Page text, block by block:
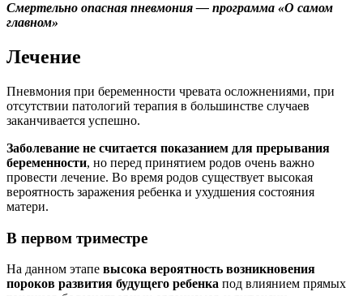
Смертельно опасная пневмония — программа «О самом
главном»
Лечение
Пневмония при беременности чревата осложнениями, при
отсутствии патологий терапия в большинстве случаев
заканчивается успешно.
Заболевание не считается показанием для прерывания
беременности, но перед принятием родов очень важно
провести лечение. Во время родов существует высокая
вероятность заражения ребенка и ухудшения состояния
матери.
В первом триместре
На данном этапе высока вероятность возникновения
пороков развития будущего ребенка под влиянием прямых